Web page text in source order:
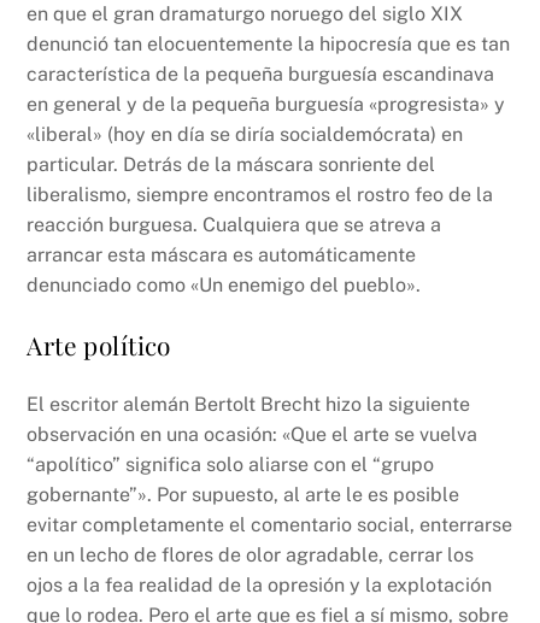
en que el gran dramaturgo noruego del siglo XIX
denunció tan elocuentemente la hipocresía que es tan
característica de la pequeña burguesía escandinava
en general y de la pequeña burguesía «progresista» y
«liberal» (hoy en día se diría socialdemócrata) en
particular. Detrás de la máscara sonriente del
liberalismo, siempre encontramos el rostro feo de la
reacción burguesa. Cualquiera que se atreva a
arrancar esta máscara es automáticamente
denunciado como «Un enemigo del pueblo».
Arte político
El escritor alemán Bertolt Brecht hizo la siguiente
observación en una ocasión: «Que el arte se vuelva
“apolítico” significa solo aliarse con el “grupo
gobernante”». Por supuesto, al arte le es posible
evitar completamente el comentario social, enterrarse
en un lecho de flores de olor agradable, cerrar los
ojos a la fea realidad de la opresión y la explotación
que lo rodea. Pero el arte que es fiel a sí mismo, sobre